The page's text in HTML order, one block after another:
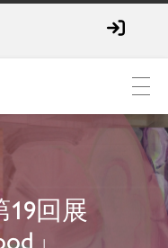
19回展
」